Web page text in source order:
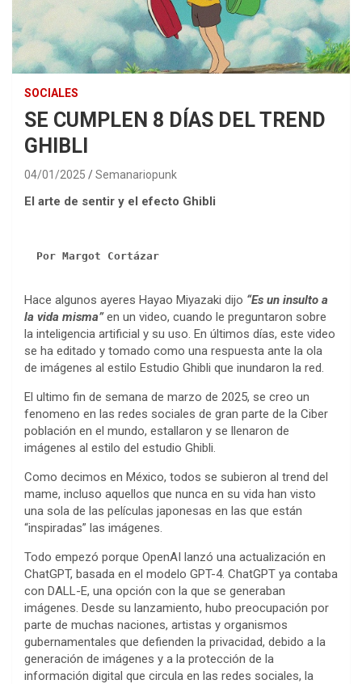
SOCIALES
SE CUMPLEN 8 DÍAS DEL TREND
GHIBLI
04/01/2025 Semanariopunk
El arte de sentir y el efecto Ghibli
Por Margot Cortázar
Hace algunos ayeres Hayao Miyazaki dijo “Es un insulto a
la vida misma”en un video, cuando le preguntaron sobre
la inteligencia artificial y su uso. En últimos días, este video
se ha editado y tomado como una respuesta ante la ola
de imágenes al estilo Estudio Ghibli que inundaron la red.
El ultimo fin de semana de marzo de 2025, se creo un
fenomeno en las redes sociales de gran parte de la Ciber
población en el mundo, estallaron y se llenaron de
imágenes al estilo del estudio Ghibli.
Como decimos en México, todos se subieron al trend del
mame, incluso aquellos que nunca en su vida han visto
una sola de las películas japonesas en las que están
“inspiradas” las imágenes.
Todo empezó porque OpenAI lanzó una actualización en
ChatGPT, basada en el modelo GPT-4. ChatGPT ya contaba
con DALL-E, una opción con la que se generaban
imágenes. Desde su lanzamiento, hubo preocupación por
parte de muchas naciones, artistas y organismos
gubernamentales que defienden la privacidad, debido a la
generación de imágenes y a la protección de la
información digital que circula en las redes sociales, la